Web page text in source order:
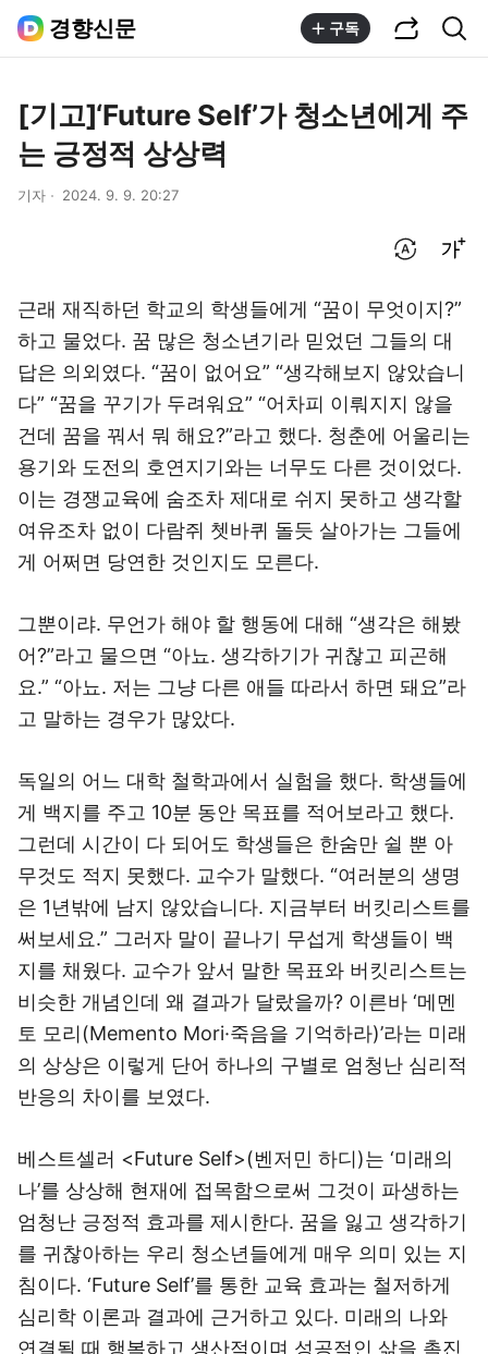
경향신문 구독
[기고]‘Future Self’가 청소년에게 주
는 긍정적 상상력
기자 2024. 9. 9. 20:27
근래 재직하던 학교의 학생들에게 “꿈이 무엇이지?”
하고 물었다. 꿈 많은 청소년기라 믿었던 그들의 대
답은 의외였다. “꿈이 없어요” “생각해보지 않았습니
다” “꿈을 꾸기가 두려워요” “어차피 이뤄지지 않을
건데 꿈을 꿔서 뭐 해요?”라고 했다. 청춘에 어울리는
용기와 도전의 호연지기와는 너무도 다른 것이었다.
이는 경쟁교육에 숨조차 제대로 쉬지 못하고 생각할
여유조차 없이 다람쥐 쳇바퀴 돌듯 살아가는 그들에
게 어쩌면 당연한 것인지도 모른다.
그뿐이랴. 무언가 해야 할 행동에 대해 “생각은 해봤
어?”라고 물으면 “아뇨. 생각하기가 귀찮고 피곤해
요.” “아뇨. 저는 그냥 다른 애들 따라서 하면 돼요”라
고 말하는 경우가 많았다.
독일의 어느 대학 철학과에서 실험을 했다. 학생들에
게 백지를 주고 10분 동안 목표를 적어보라고 했다.
그런데 시간이 다 되어도 학생들은 한숨만 쉴 뿐 아
무것도 적지 못했다. 교수가 말했다. “여러분의 생명
은 1년밖에 남지 않았습니다. 지금부터 버킷리스트를
써보세요.” 그러자 말이 끝나기 무섭게 학생들이 백
지를 채웠다. 교수가 앞서 말한 목표와 버킷리스트는
비슷한 개념인데 왜 결과가 달랐을까? 이른바 ‘메멘
토 모리(Memento Mori·죽음을 기억하라)’라는 미래
의 상상은 이렇게 단어 하나의 구별로 엄청난 심리적
반응의 차이를 보였다.
베스트셀러 <Future Self>(벤저민 하디)는 ‘미래의
나’를 상상해 현재에 접목함으로써 그것이 파생하는
엄청난 긍정적 효과를 제시한다. 꿈을 잃고 생각하기
를 귀찮아하는 우리 청소년들에게 매우 의미 있는 지
침이다. ‘Future Self’를 통한 교육 효과는 철저하게
심리학 이론과 결과에 근거하고 있다. 미래의 나와
연결될 때 행복하고 생산적이며 성공적인 삶을 촉진